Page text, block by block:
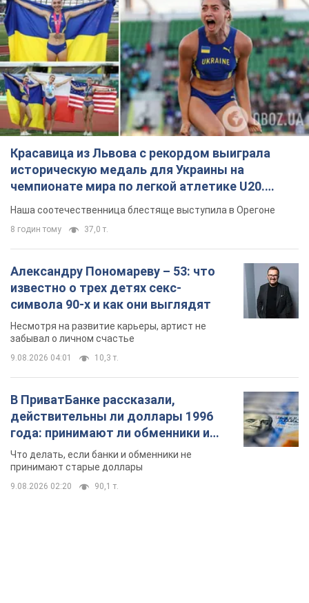
Красавица из Львова с рекордом выиграла
историческую медаль для Украины на
чемпионате мира по легкой атлетике U20.
Видео
Наша соотечественница блестяще выступила в Орегоне
8 годин тому 37,0 т.
Александру Пономареву – 53: что
известно о трех детях секс-
символа 90-х и как они выглядят
Несмотря на развитие карьеры, артист не
забывал о личном счастье
9.08.2026 04:01 10,3 т.
В ПриватБанке рассказали,
действительны ли доллары 1996
года: принимают ли обменники и
банки такие купюры
Что делать, если банки и обменники не
принимают старые доллары
9.08.2026 02:20 90,1 т.